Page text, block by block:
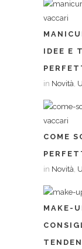
IDEE E
in Novità,
COME
in Novità,
MAKE-